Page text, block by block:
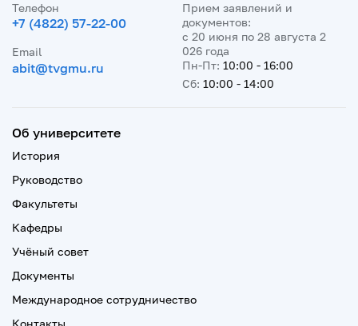
Телефон
+7 (4822) 57-22-00
Email
abit@tvgmu.ru
Прием заявлений и
документов:
с 20 июня по 28 августа 2
026 года
Пн-Пт: 10:00 - 16:00
Сб: 10:00 - 14:00
Об университете
История
Руководство
Факультеты
Кафедры
Учёный совет
Документы
Международное сотрудничество
Контакты